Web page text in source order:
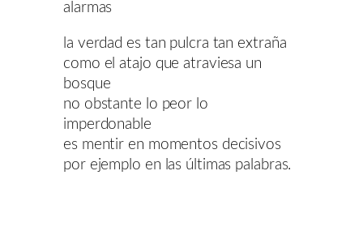
alarmas
la verdad es tan pulcra tan extraña
como el atajo que atraviesa un
bosque
no obstante lo peor lo
imperdonable
es mentir en momentos decisivos
por ejemplo en las últimas palabras.